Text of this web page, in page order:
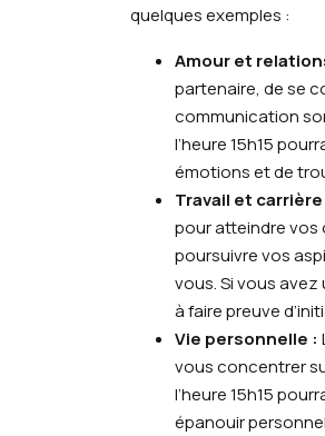
quelques exemples :
Amour et
partenaire, de se
communication
l’heure 15h15
émotions et de
Travail et carrière
pour atteindre vos
poursuivre vos
vous. Si vous
à faire preuve
Vie personnelle :
vous concentrer
l’heure 15h15
épanouir